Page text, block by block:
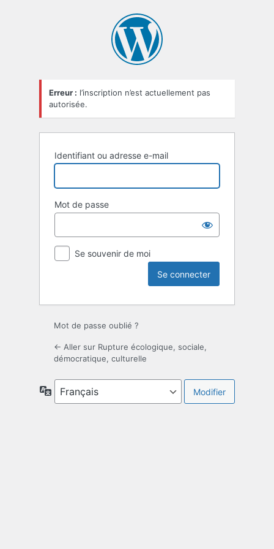
Erreur : l’inscription n’est actuellement pas
autorisée.
Identifiant ou adresse e-mail
Mot de passe
Se souvenir de moi
Mot de passe oublié ?
← Aller sur Rupture écologique, sociale,
démocratique, culturelle
Langue